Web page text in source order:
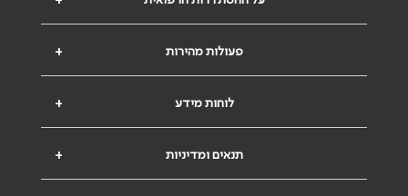
+ פעולות מהירות
+ לוחות מידע
+ תנאים ומדיניות